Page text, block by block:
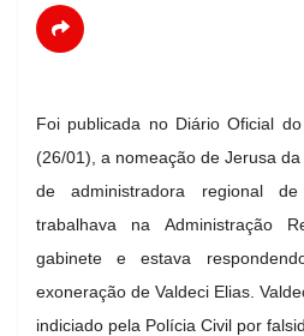
Foi publicada no Diário Oficial
(26/01), a nomeação de Jerusa
de administradora regional
trabalhava na Administração
gabinete e estava
exoneração de Valdeci Elias.
indiciado pela Polícia Civil por